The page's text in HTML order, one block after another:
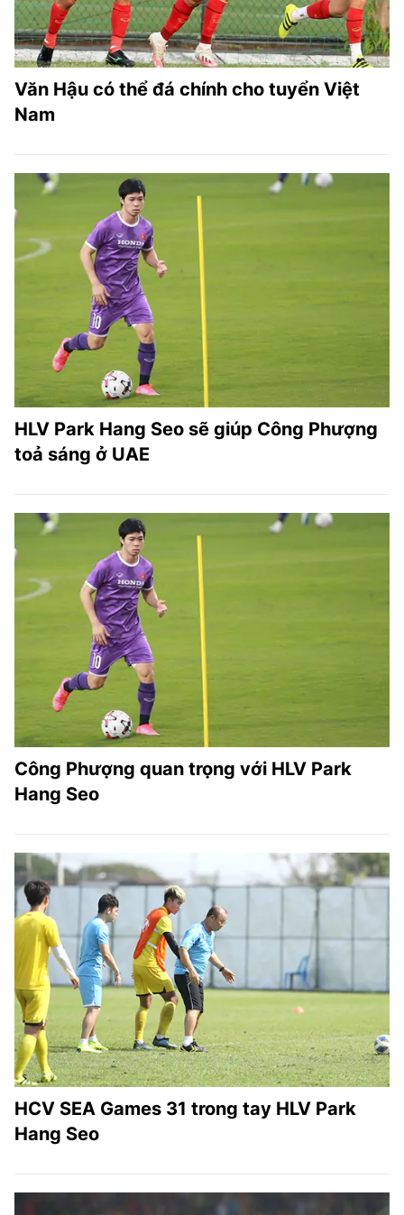
Văn Hậu có thể đá chính cho tuyển Việt
Nam
HLV Park Hang Seo sẽ giúp Công Phượng
toả sáng ở UAE
Công Phượng quan trọng với HLV Park
Hang Seo
HCV SEA Games 31 trong tay HLV Park
Hang Seo